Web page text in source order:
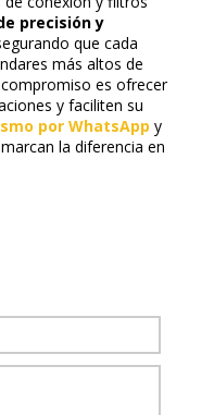
precisión y
que cada
más altos de
es ofrecer
y faciliten su
por WhatsApp y
la diferencia en